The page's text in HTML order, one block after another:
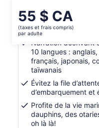
Le
prix
est
de 55 $ CA.
adulte
55 $ CA
(taxes et frais compris)
par adulte
Inclusions
Croisière de 60
Narration décrivant
10 langues :
français, japonais,
taïwanais
Évitez la file
d’embarquement et
Profite de la vie
dauphins, des
oh là là!